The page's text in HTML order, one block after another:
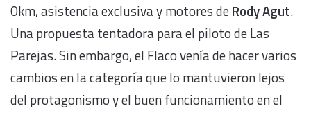
0km, asistencia exclusiva y motores deRody Agut.
Una propuesta tentadora para el piloto de Las
Parejas. Sin embargo, el Flaco venía de hacer varios
cambios en la categoría que lo mantuvieron lejos
del protagonismo y el buen funcionamiento en el